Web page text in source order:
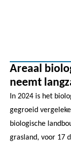
Areaal
neemt
In 2024 is het
gegroeid
biologische
grasland, voor 17